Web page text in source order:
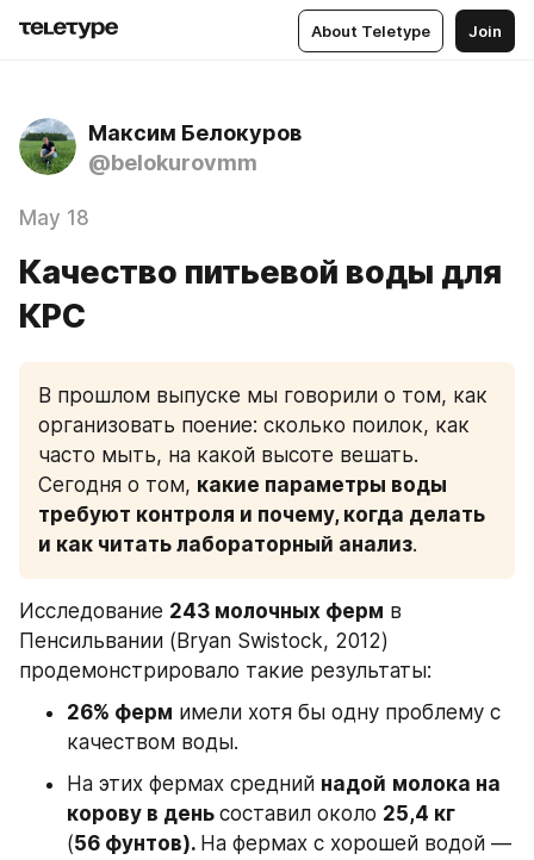
About Teletype Join
Максим Белокуров
@belokurovmm
May 18
Качество питьевой воды для
КРС
В прошлом выпуске мы говорили о том, как
организовать поение: сколько поилок, как
часто мыть, на какой высоте вешать.
Сегодня о том, какие параметры воды
требуют контроля и почему, когда делать
и как читать лабораторный анализ.
Исследование 243 молочных ферм в
Пенсильвании (Bryan Swistock, 2012)
продемонстрировало такие результаты:
26% ферм имели хотя бы одну проблему с
качеством воды.
На этих фермах средний надой молока на
корову в день составил около
(56 фунтов). На фермах с хорошей водой —